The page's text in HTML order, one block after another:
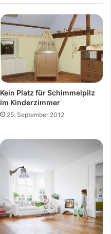
Kein Platz für Schimmelpilz
im Kinderzimmer
25. September 2012